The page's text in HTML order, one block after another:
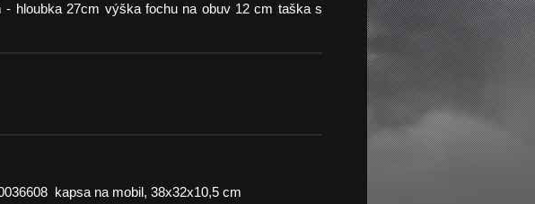
hloubka 27cm výška fochu na obuv 12 cm taška s
kapsa na mobil, 38x32x10,5 cm